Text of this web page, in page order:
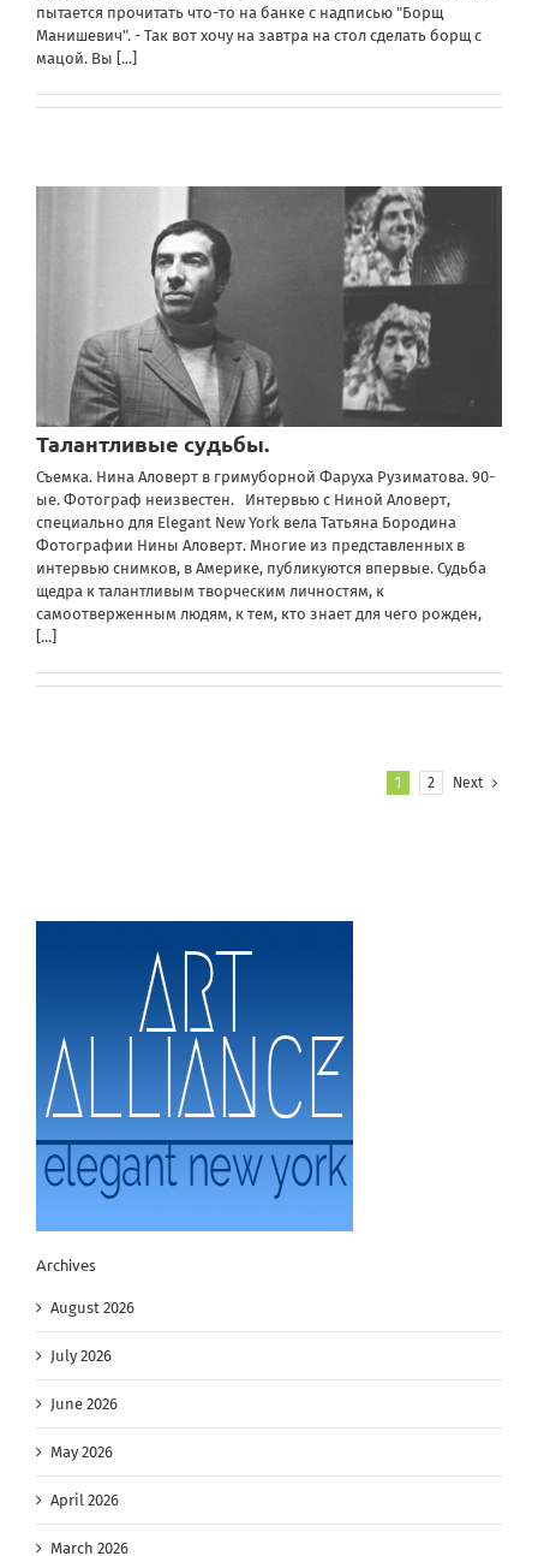
пытается прочитать что-то на банке с надписью "Борщ
Манишевич". - Так вот хочу на завтра на стол сделать борщ с
мацой. Вы [...]
Талантливые судьбы.
Съемка. Нина Аловерт в гримуборной Фаруха Рузиматова. 90-
ые. Фотограф неизвестен. Интервью с Ниной Аловерт,
специально для Elegant New York вела Татьяна Бородина
Фотографии Нины Аловерт. Многие из представленных в
интервью снимков, в Америке, публикуются впервые. Судьба
щедра к талантливым творческим личностям, к
самоотверженным людям, к тем, кто знает для чего рожден,
[...]
1 2 Next
Archives
August 2026
July 2026
June 2026
May 2026
April 2026
March 2026